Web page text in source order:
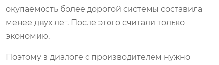
окупаемость более дорогой системы составила
менее двух лет. После этого считали только
экономию.
Поэтому в диалоге с производителем нужно